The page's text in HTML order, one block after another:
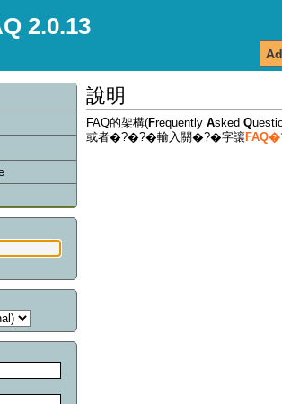
2.0.13
說明
FAQ的架構(Frequently Asked Q
或者�?�?�輸入關�?�字讓